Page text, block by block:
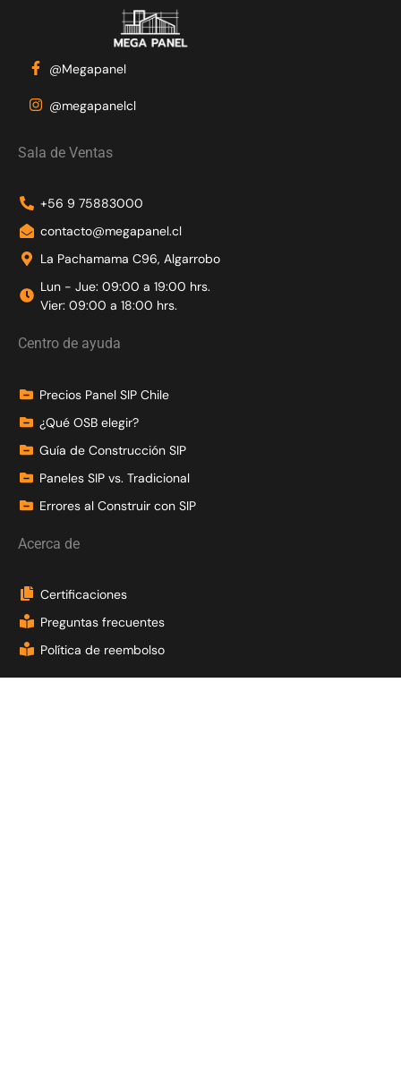
@Megapanel
@megapanelcl
Sala de Ventas
+56 9 75883000
contacto@megapanel.cl
La Pachamama C96, Algarrobo
Lun - Jue: 09:00 a 19:00 hrs.
Vier: 09:00 a 18:00 hrs.
Centro de ayuda
Precios Panel SIP Chile
¿Qué OSB elegir?
Guía de Construcción SIP
Paneles SIP vs. Tradicional
Errores al Construir con SIP
Acerca de
Certificaciones
Preguntas frecuentes
Política de reembolso